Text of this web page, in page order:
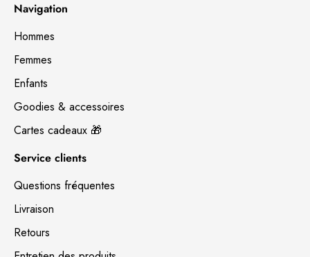
Navigation
Hommes
Femmes
Enfants
Goodies & accessoires
Cartes cadeaux 🎁
Service clients
Questions fréquentes
Livraison
Retours